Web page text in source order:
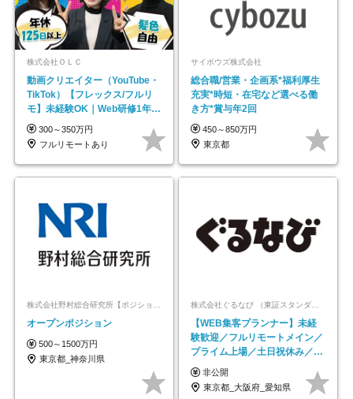
株式会社ＯＬＣ
動画クリエイター（YouTube・
TikTok）【フレックス/フルリ
モ】未経験OK｜Web研修1年間
｜副業OK
300～350万円
フルリモートあり
サイボウズ株式会社
総合職/営業・企画系*福利厚生
充実*時短・在宅など選べる働
き方*賞与年2回
450～850万円
東京都
オープンポジション
500～1500万円
東京都_神奈川県
株式会社ぐるなび （東証スタンダード上場）
【WEB集客プランナー】未経
験歓迎／フルリモートメイン／
プライム上場／土日祝休み／東
京・大阪・名古屋
非公開
東京都_大阪府_愛知県